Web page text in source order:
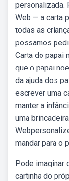
personalizada.
Web — a carta
todas as
possamos
Carta do papai
que o papai
da ajuda dos
escrever uma
manter a
uma
mandar para o
Pode imaginar
cartinha do